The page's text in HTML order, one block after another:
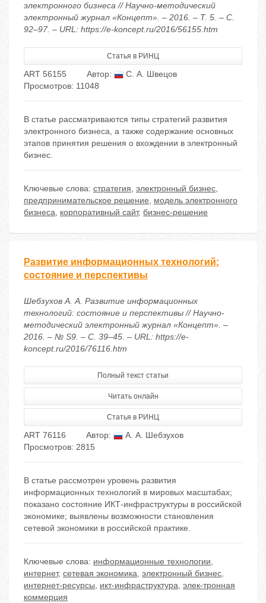
электронного бизнеса // Научно-методический
электронный журнал «Концепт». – 2016. – Т. 5. – С.
92–97. – URL: https://e-koncept.ru/2016/56155.htm
Статья в РИНЦ
ART 56155 Автор:
С. А. Швецов
Просмотров: 11048
В статье рассматриваются типы стратегий развития
электронного бизнеса, а также содержание основных
этапов принятия решения о вхождении в электронный
бизнес.
Ключевые слова: стратегия, электронный бизнес,
предпринимательское решение, модель электронного
бизнеса, корпоративный сайт, бизнес-решение
Развитие информационных технологий:
состояние и перспективы
Шебзухов А. А. Развитие информационных
технологий: состояние и перспективы // Научно-
методический электронный журнал «Концепт». –
2016. – № S9. – С. 39–45. – URL: https://e-
koncept.ru/2016/76116.htm
Полный текст статьи
Читать онлайн
Статья в РИНЦ
ART 76116 Автор:
А. А. Шебзухов
Просмотров: 2815
В статье рассмотрен уровень развития
информационных технологий в мировых масштабах;
показано состояние ИКТ-инфраструктуры в российской
экономике; выявлены возможности становления
сетевой экономики в российской практике.
Ключевые слова: информационные технологии,
интернет, сетевая экономика, электронный бизнес,
интернет-ресурсы, икт-инфраструктура, элек-тронная
коммерция